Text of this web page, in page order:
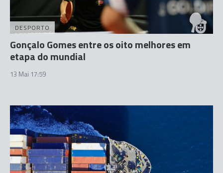
DESPORTO
Gonçalo Gomes entre os oito melhores em
etapa do mundial
13 Mai 17:59